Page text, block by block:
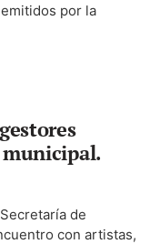
por la
de
con artistas,